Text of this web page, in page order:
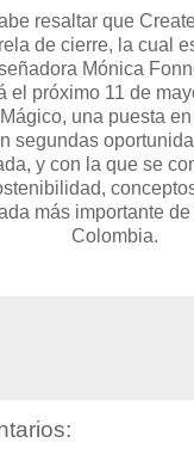
resaltar que
de cierre, la cual
Mónica
el próximo 11 de
una puesta
segundas
y con la que se
más importante
Colombia.